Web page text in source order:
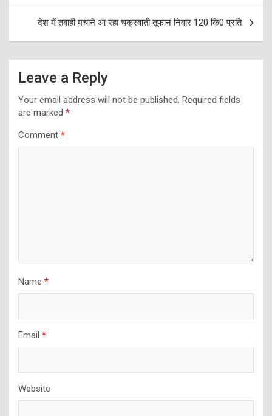
देश में तबाही मचाने आ रहा चक्रवाती तूफान निवार 120 कि0 प्रति
Leave a Reply
Your email address will not be published. Required fields
are marked *
Comment *
Name *
Email *
Website